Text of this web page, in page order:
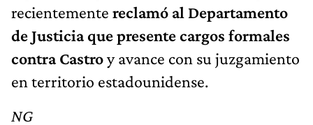
recientemente reclamó al Departamento
de Justicia que presente cargos formales
contra Castroy avance con su juzgamiento
en territorio estadounidense.
NG